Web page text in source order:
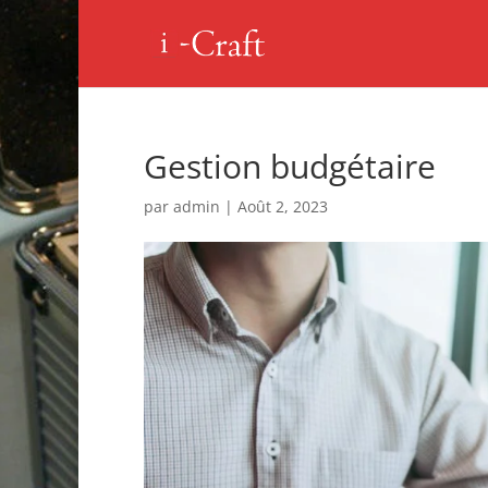
Gestion budgétaire
par admin | Août 2, 2023